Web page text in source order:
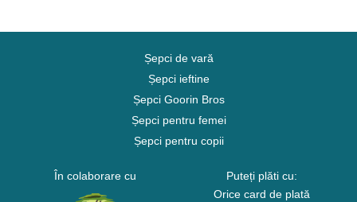
Șepci de vară
Șepci ieftine
Șepci Goorin Bros
Șepci pentru femei
Șepci pentru copii
În colaborare cu
Puteți plăti cu:
Orice card de plată